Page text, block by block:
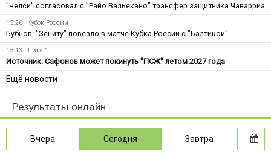
"Челси" согласовал с "Райо Вальекано" трансфер защитника Чаварриа
15:26 Кубок России
Бубнов: "Зениту" повезло в матче Кубка России с "Балтикой"
15:13 Лига 1
Источник: Сафонов может покинуть "ПСЖ" летом 2027 года
Ещё новости
Результаты онлайн
Вчера Сегодня Завтра